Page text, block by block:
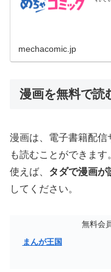
mechacomic.jp
漫画を無料で読
漫画は、電子書籍配
も読むことができま
使えば、 タダで漫画が
してください。
まんが王国
無料会